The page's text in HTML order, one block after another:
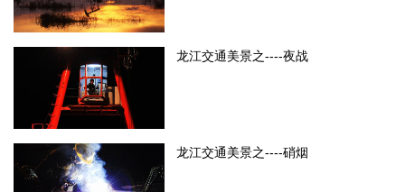
龙江交通美景之----夜战
龙江交通美景之----硝烟